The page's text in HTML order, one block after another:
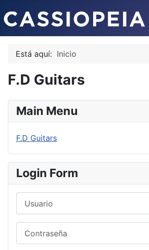
Está aquí: Inicio
F.D Guitars
Main Menu
F.D Guitars
Login Form